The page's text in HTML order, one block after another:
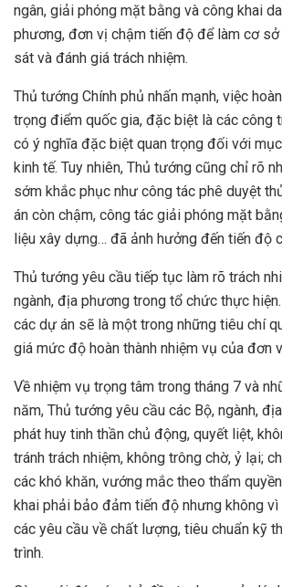
ngân, giải phóng mặt bằng và công khai
phương, đơn vị chậm tiến độ để làm cơ
sát và đánh giá trách nhiệm.
Thủ tướng Chính phủ nhấn mạnh, việc
trọng điểm quốc gia, đặc biệt là các công
có ý nghĩa đặc biệt quan trọng đối với
kinh tế. Tuy nhiên, Thủ tướng cũng chỉ rõ
sớm khắc phục như công tác phê duyệt
án còn chậm, công tác giải phóng mặt
liệu xây dựng… đã ảnh hưởng đến tiến độ
Thủ tướng yêu cầu tiếp tục làm rõ trách
ngành, địa phương trong tổ chức thực
các dự án sẽ là một trong những tiêu chí
giá mức độ hoàn thành nhiệm vụ của đơn
Về nhiệm vụ trọng tâm trong tháng 7 và
năm, Thủ tướng yêu cầu các Bộ, ngành,
phát huy tinh thần chủ động, quyết liệt,
tránh trách nhiệm, không trông chờ, ỷ lại;
các khó khăn, vướng mắc theo thẩm
khai phải bảo đảm tiến độ nhưng không
các yêu cầu về chất lượng, tiêu chuẩn kỹ
trình.